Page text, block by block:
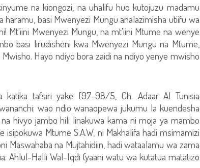
na kiongozi, na uhalifu huo kutojuzu madamu
basi Mwenyezi Mungu analazimisha utiifu wa
Mt'iini Mwenyezi Mungu, na mt'iini Mtume na wenye
basi lirudisheni kwa Mwenyezi Mungu na Mtume,
Hayo ndiyo bora zaidi na ndiyo yenye mwisho
katika tafsiri yake [97-98/5, Ch. Adaar Al Tunisia
wao ndio wanaopewa jukumu la kuendesha
hivyo jambo hili linakuwa kama ni moja ya mambo
Mtume S.A.W, ni Makhalifa hadi msimamizi
Maswahaba na Mujtahidiin, hadi wataalamu wa zama
Ahlul-Halli Wal-Iqdi (yaani watu wa kutatua matatizo